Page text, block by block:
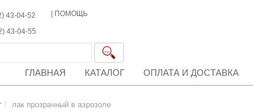
43-04-52
43-04-55
ПОМОЩЬ
ГЛАВНАЯ КАТАЛОГ ОПЛАТА И ДОСТАВКА
лак прозрачный в аэрозоле